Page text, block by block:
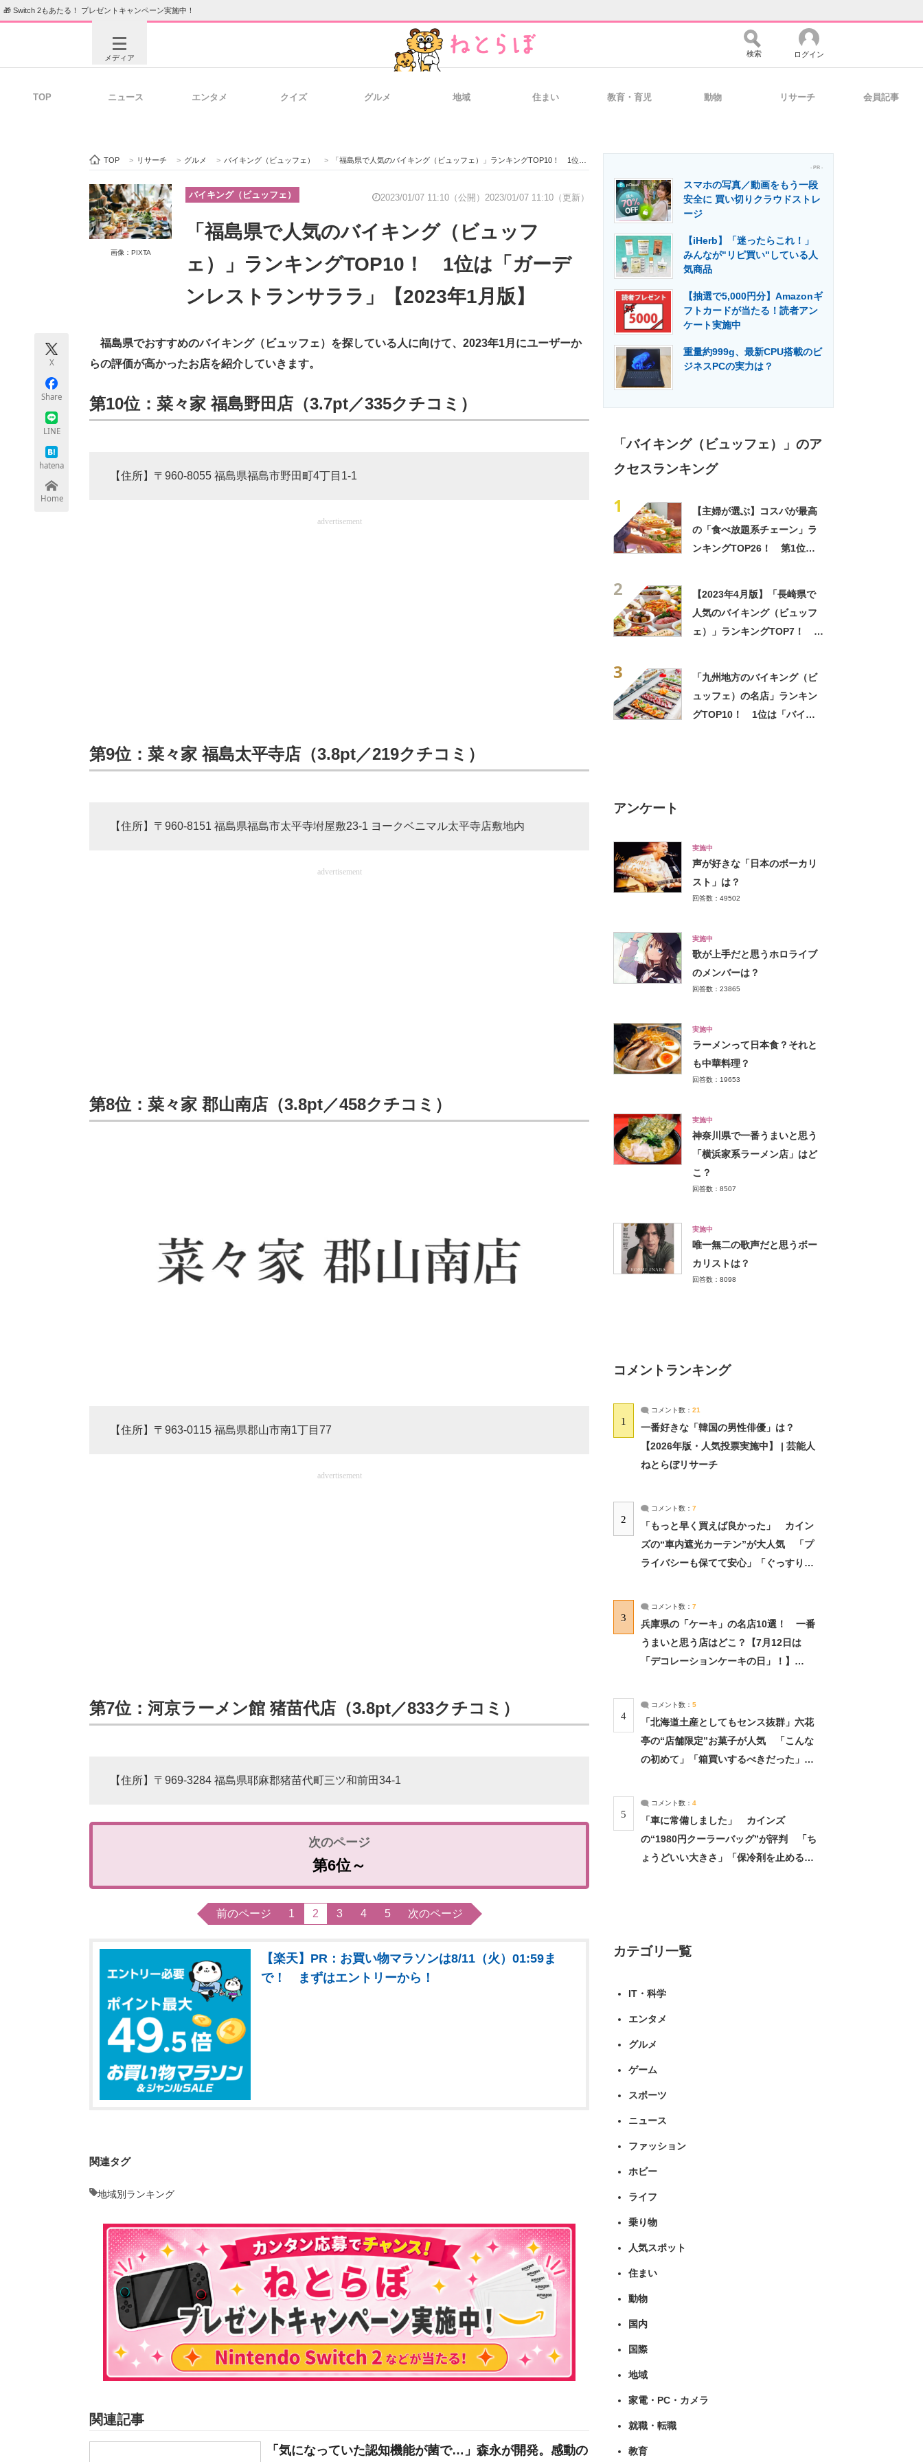
🎁 Switch 2もあたる！ プレゼントキャンペーン実施中！
メディア
ビジネスと働き方のヒント AI活用のいまが分かる 経営リーダーのコミュニティ マーケ×ITの今がよく分かる
ITエンジニア向け専門サイト 製造業のIT導入・活用を支援
エネルギーの専門メディア 建設×テクノロジーの最前線
検索 ログイン
TOP ニュース エンタメ クイズ グルメ 地域 住まい 教育・育児 動物 リサーチ 会員記事
TOP > リサーチ > グルメ > バイキング（ビュッフェ） > 「福島県で人気のバイキング（ビュッフェ）」ランキングTOP10！ 1位は「ガーデンレストランサララ」【2023年1月版】
画像：PIXTA
バイキング（ビュッフェ） 2023/01/07 11:10（公開） 2023/01/07 11:10（更新）
「福島県で人気のバイキング（ビュッフ
ェ）」ランキングTOP10！ 1位は「ガーデ
ンレストランサララ」【2023年1月版】
X
Share
LINE
hatena
Home
福島県でおすすめのバイキング（ビュッフェ）を探している人に向けて、2023年1月にユーザーか
らの評価が高かったお店を紹介していきます。
第10位：菜々家 福島野田店（3.7pt／335クチコミ）
【住所】〒960-8055 福島県福島市野田町4丁目1-1
advertisement
第9位：菜々家 福島太平寺店（3.8pt／219クチコミ）
【住所】〒960-8151 福島県福島市太平寺坿屋敷23-1 ヨークベニマル太平寺店敷地内
advertisement
第8位：菜々家 郡山南店（3.8pt／458クチコミ）
【住所】〒963-0115 福島県郡山市南1丁目77
advertisement
第7位：河京ラーメン館 猪苗代店（3.8pt／833クチコミ）
【住所】〒969-3284 福島県耶麻郡猪苗代町三ツ和前田34-1
第6位～
前のページ 1 2 3 4 5 次のページ
【楽天】PR：お買い物マラソンは8/11（火）01:59ま
で！ まずはエントリーから！
関連タグ
地域別ランキング
関連記事
「気になっていた認知機能が菌で…」森永が開発。感動の
- PR -
スマホの写真／動画をもう一段
安全に 買い切りクラウドストレ
ージ
【iHerb】「迷ったらこれ！」
みんなが"リピ買い"している人
気商品
【抽選で5,000円分】Amazonギ
フトカードが当たる！読者アン
ケート実施中
重量約999g、最新CPU搭載のビ
ジネスPCの実力は？
「バイキング（ビュッフェ）」のア
クセスランキング
1
【主婦が選ぶ】コスパが最高
の「食べ放題系チェーン」ラ
ンキングTOP26！ 第1位は
2
【2023年4月版】「長崎県で
人気のバイキング（ビュッフ
ェ）」ランキングTOP7！ 1
3
「九州地方のバイキング（ビ
ュッフェ）の名店」ランキン
グTOP10！ 1位は「バイキ
アンケート
実施中
声が好きな「日本のボーカリ
スト」は？
回答数：49502
実施中
歌が上手だと思うホロライブ
のメンバーは？
回答数：23865
実施中
ラーメンって日本食？それと
も中華料理？
回答数：19653
実施中
神奈川県で一番うまいと思う
「横浜家系ラーメン店」はど
こ？
回答数：8507
実施中
唯一無二の歌声だと思うボー
カリストは？
回答数：8098
コメントランキング
1
コメント数： 21
一番好きな「韓国の男性俳優」は？
【2026年版・人気投票実施中】 | 芸能人
ねとらぼリサーチ
2
コメント数： 7
「もっと早く買えば良かった」 カイン
ズの“車内遮光カーテン”が大人気 「プ
ライバシーも保てて安心」「ぐっすり眠
3
コメント数： 7
兵庫県の「ケーキ」の名店10選！ 一番
うまいと思う店はどこ？【7月12日は
「デコレーションケーキの日」！】
4
コメント数： 5
「北海道土産としてもセンス抜群」六花
亭の“店舗限定”お菓子が人気 「こんな
の初めて」「箱買いするべきだった」
5
コメント数： 4
「車に常備しました」 カインズ
の“1980円クーラーバッグ”が評判 「ち
ょうどいい大きさ」「保冷剤を止めるベ
カテゴリ一覧
IT・科学
エンタメ
グルメ
ゲーム
スポーツ
ニュース
ファッション
ホビー
ライフ
乗り物
人気スポット
住まい
動物
国内
国際
地域
家電・PC・カメラ
就職・転職
教育